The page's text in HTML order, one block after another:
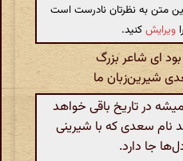
این متن به نظرتان نادرست است
ویرایشکنید.
ای شاعر بزرگ
شیرین‌زبان ما
در تاریخ باقی خواهد
نام سعدی که با شیرینی
جا دارد.